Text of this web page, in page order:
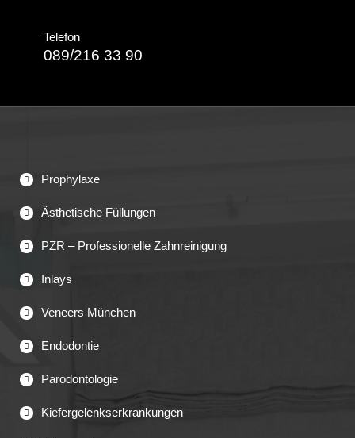
Telefon
089/216 33 90
Prophylaxe
Ästhetische Füllungen
PZR – Professionelle Zahnreinigung
Inlays
Veneers München
Endodontie
Parodontologie
Kiefergelenkserkrankungen